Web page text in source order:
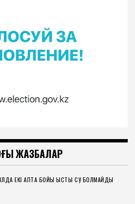
ЖАЗБАЛАР
ЕКІ АПТА БОЙЫ ЫСТЫҚ СУ БОЛМАЙДЫ